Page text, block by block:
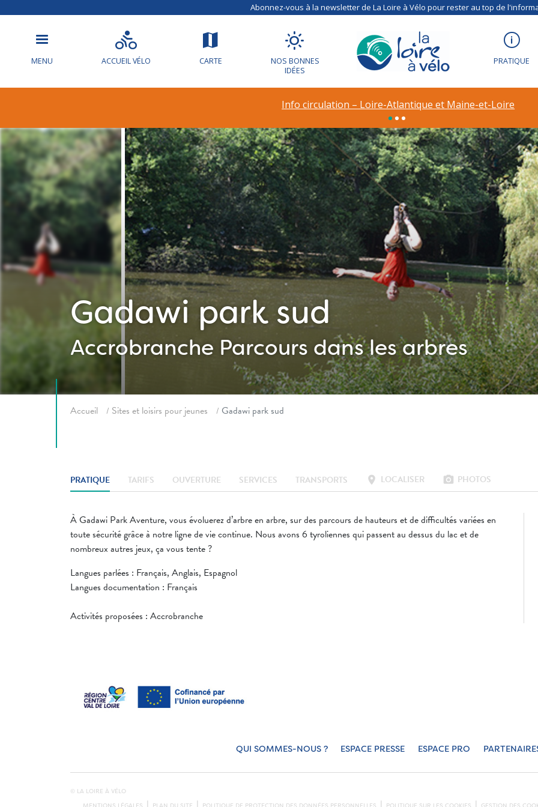
Abonnez-vous à la newsletter de La Loire à Vélo pour rester au top de
MENU ACCUEIL VÉLO CARTE
NOS BONNES
IDÉES
PRATIQUE
Info circulation – Loire-Atlantique et Maine-et-Loire
Gadawi park sud
Accrobranche Parcours dans les arbres
Accueil Sites et loisirs pour jeunes Gadawi park sud
PRATIQUE TARIFS OUVERTURE SERVICES TRANSPORTS location_on LOCALISER photo_camera PHOTOS
À Gadawi Park Aventure, vous évoluerez d’arbre en arbre, sur des parcours de hauteurs et de difficultés variées en
toute sécurité grâce à notre ligne de vie continue. Nous avons 6 tyroliennes qui passent au dessus du lac et de
nombreux autres jeux, ça vous tente ?
Langues parlées : Français, Anglais, Espagnol
Langues documentation : Français
Activités proposées : Accrobranche
QUI SOMMES-NOUS ? ESPACE PRESSE ESPACE PRO
© LA LOIRE À VÉLO